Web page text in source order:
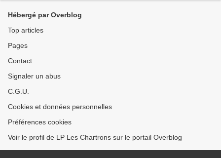
Hébergé par Overblog
Top articles
Pages
Contact
Signaler un abus
C.G.U.
Cookies et données personnelles
Préférences cookies
Voir le profil de LP Les Chartrons sur le portail Overblog